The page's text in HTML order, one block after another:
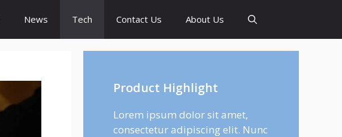
News Tech Contact Us About Us
Product Highlight
Lorem ipsum dolor sit amet,
consectetur adipiscing elit. Nunc